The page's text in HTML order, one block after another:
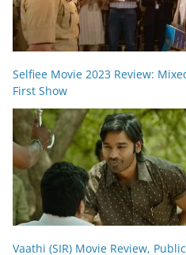
Selfiee Movie 2023 Review:
First Show
Vaathi (SIR) Movie Review,